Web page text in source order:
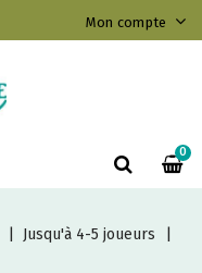
Mon compte
0
Jusqu'à 4-5 joueurs